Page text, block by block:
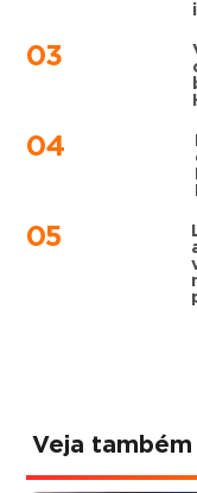
03
04
05
Veja também